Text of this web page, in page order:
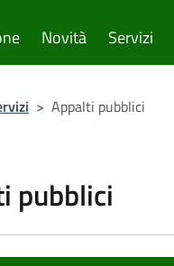
Novità Servizi
> Appalti pubblici
pubblici